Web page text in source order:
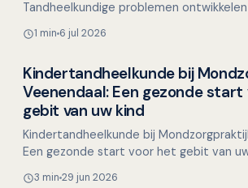
Tandheelkundige problemen
veroorzaken. …
1 min 6 jul 2026
Overig nieuws
Kindertandheelkunde bij
Veenendaal: Een gezonde
gebit van uw kind
Kindertandheelkunde bij
Een gezonde start voor het gebit van
3 min 29 jun 2026